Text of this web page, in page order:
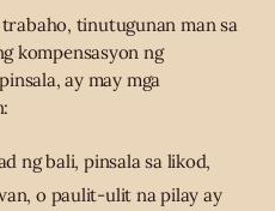
tinutugunan man sa
kompensasyon ng
ay may mga
ng bali, pinsala sa likod,
o paulit-ulit na pilay ay